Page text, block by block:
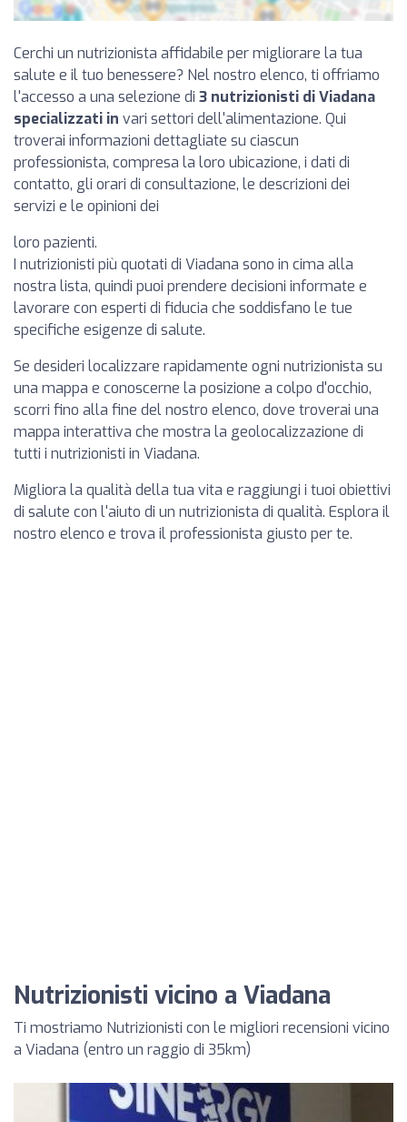
Cerchi un nutrizionista affidabile per migliorare la tua
salute e il tuo benessere? Nel nostro elenco, ti offriamo
l'accesso a una selezione di 3 nutrizionisti di Viadana
specializzati in vari settori dell'alimentazione. Qui
troverai informazioni dettagliate su ciascun
professionista, compresa la loro ubicazione, i dati di
contatto, gli orari di consultazione, le descrizioni dei
servizi e le opinioni dei
loro pazienti.
I nutrizionisti più quotati di Viadana sono in cima alla
nostra lista, quindi puoi prendere decisioni informate e
lavorare con esperti di fiducia che soddisfano le tue
specifiche esigenze di salute.
Se desideri localizzare rapidamente ogni nutrizionista su
una mappa e conoscerne la posizione a colpo d'occhio,
scorri fino alla fine del nostro elenco, dove troverai una
mappa interattiva che mostra la geolocalizzazione di
tutti i nutrizionisti in Viadana.
Migliora la qualità della tua vita e raggiungi i tuoi obiettivi
di salute con l'aiuto di un nutrizionista di qualità. Esplora il
nostro elenco e trova il professionista giusto per te.
Nutrizionisti vicino a Viadana
Ti mostriamo Nutrizionisti con le migliori recensioni vicino
a Viadana (entro un raggio di 35km)